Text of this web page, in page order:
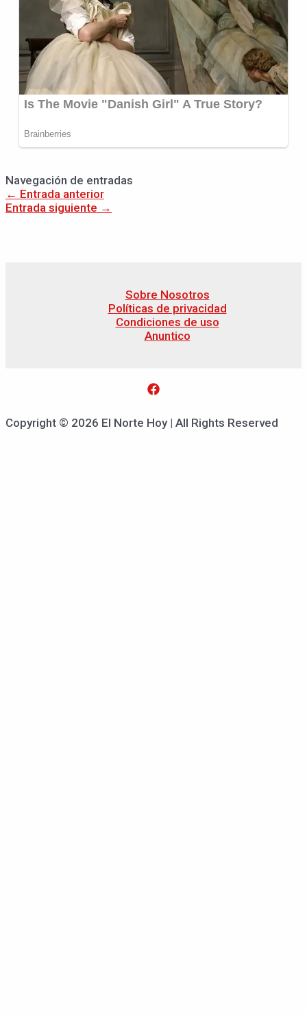
Navegación de entradas
← Entrada anterior
Entrada siguiente →
Sobre Nosotros
Políticas de privacidad
Condiciones de uso
Anuntico
Copyright © 2026 El Norte Hoy | All Rights Reserved